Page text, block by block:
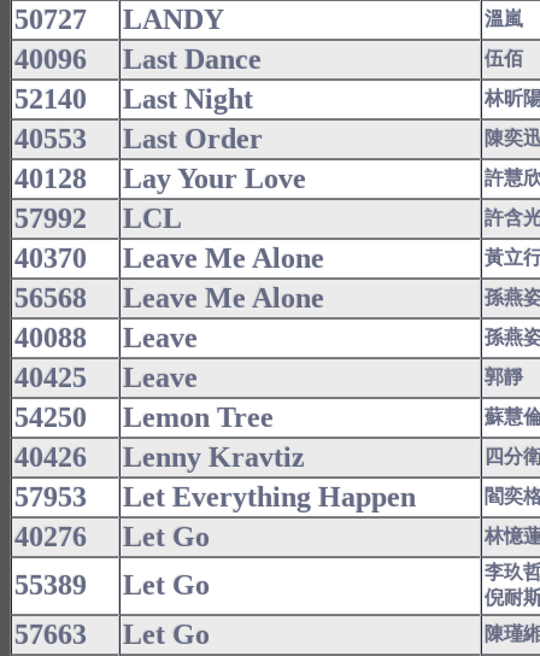
50727 LANDY 溫嵐
40096 Last Dance 伍佰
52140 Last Night 林昕
40553 Last Order 陳奕
40128 Lay Your Love 許慧
57992 LCL 許含
40370 Leave Me Alone 黃立
56568 Leave Me Alone 孫燕
40088 Leave 孫燕
40425 Leave 郭靜
54250 Lemon Tree 蘇慧
40426 Lenny Kravtiz 四分
57953 Let Everything Happen 閻奕
40276 Let Go 林憶
55389 Let Go
李玖
倪耐
57663 Let Go 陳瑾